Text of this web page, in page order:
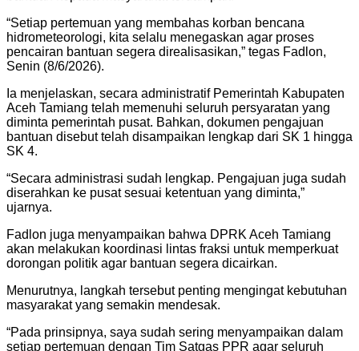
“Setiap pertemuan yang membahas korban bencana
hidrometeorologi, kita selalu menegaskan agar proses
pencairan bantuan segera direalisasikan,” tegas Fadlon,
Senin (8/6/2026).
Ia menjelaskan, secara administratif Pemerintah Kabupaten
Aceh Tamiang telah memenuhi seluruh persyaratan yang
diminta pemerintah pusat. Bahkan, dokumen pengajuan
bantuan disebut telah disampaikan lengkap dari SK 1 hingga
SK 4.
“Secara administrasi sudah lengkap. Pengajuan juga sudah
diserahkan ke pusat sesuai ketentuan yang diminta,”
ujarnya.
Fadlon juga menyampaikan bahwa DPRK Aceh Tamiang
akan melakukan koordinasi lintas fraksi untuk memperkuat
dorongan politik agar bantuan segera dicairkan.
Menurutnya, langkah tersebut penting mengingat kebutuhan
masyarakat yang semakin mendesak.
“Pada prinsipnya, saya sudah sering menyampaikan dalam
setiap pertemuan dengan Tim Satgas PPR agar seluruh